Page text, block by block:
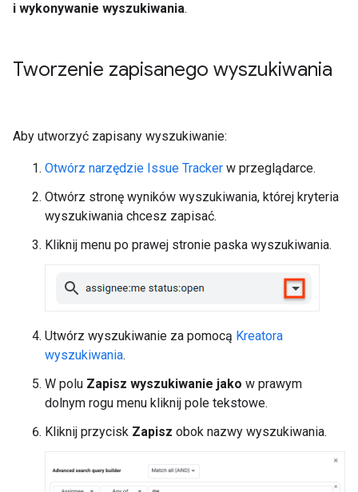
i wykonywanie wyszukiwania.
Tworzenie zapisanego wyszukiwania
Aby utworzyć zapisany wyszukiwanie:
Otwórz narzędzie Issue Tracker w przeglądarce.
Otwórz stronę wyników wyszukiwania, której kryteria
wyszukiwania chcesz zapisać.
Kliknij menu po prawej stronie paska wyszukiwania.
Utwórz wyszukiwanie za pomocą Kreatora
wyszukiwania.
W polu Zapisz wyszukiwanie jako w prawym
dolnym rogu menu kliknij pole tekstowe.
Kliknij przycisk Zapisz obok nazwy wyszukiwania.